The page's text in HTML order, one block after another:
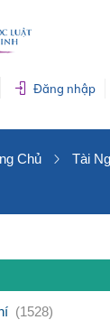
Đăng nhập
Chủ Tài
(1528)